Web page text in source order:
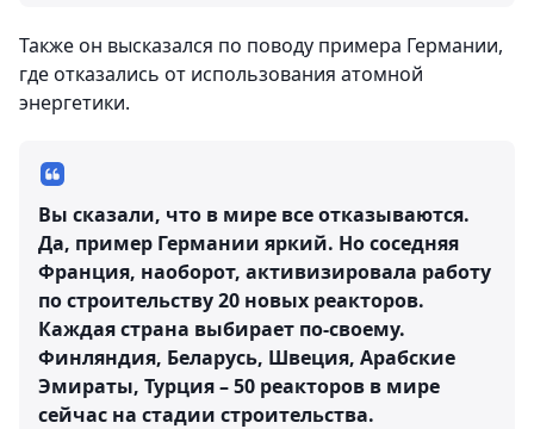
Также он высказался по поводу примера Германии,
где отказались от использования атомной
энергетики.
Вы сказали, что в мире все отказываются.
Да, пример Германии яркий. Но соседняя
Франция, наоборот, активизировала работу
по строительству 20 новых реакторов.
Каждая страна выбирает по-своему.
Финляндия, Беларусь, Швеция, Арабские
Эмираты, Турция – 50 реакторов в мире
сейчас на стадии строительства.